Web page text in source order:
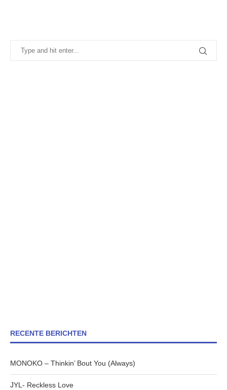
RECENTE BERICHTEN
MONOKO – Thinkin’ Bout You (Always)
JYL- Reckless Love